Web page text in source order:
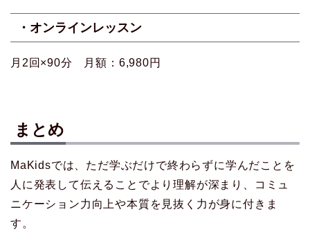
・オンラインレッスン
月2回×90分 月額：6,980円
まとめ
MaKidsでは、ただ学ぶだけで終わらずに学んだことを
人に発表して伝えることでより理解が深まり、コミュ
ニケーション力向上や本質を見抜く力が身に付きま
す。